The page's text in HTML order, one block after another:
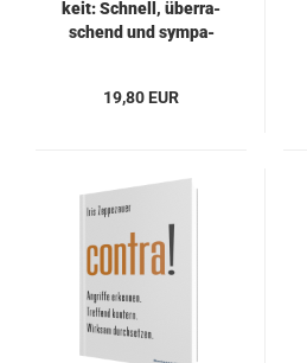
keit: Schnell, über­ra­
schend und sym­pa­
19,80 EUR